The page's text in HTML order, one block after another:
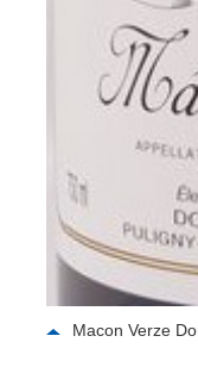
Macon Verze